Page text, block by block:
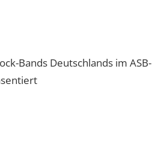
Bands Deutschlands im ASB-